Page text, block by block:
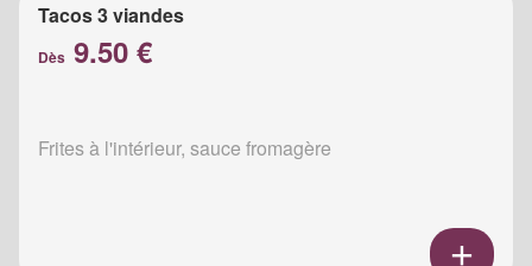
Tacos 3 viandes
Dès 9.50 €
Frites à l'intérieur, sauce fromagère